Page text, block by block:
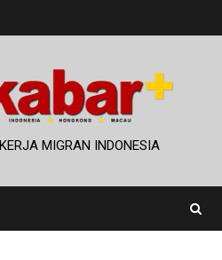
MIGRAN INDONESIA